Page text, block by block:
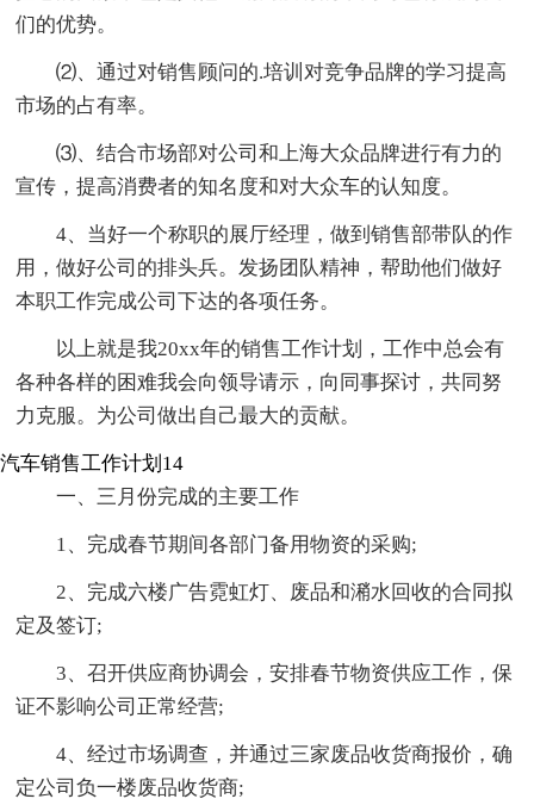
们的优势。
⑵、通过对销售顾问的.培训对竞争品牌的学习提高
市场的占有率。
⑶、结合市场部对公司和上海大众品牌进行有力的
宣传，提高消费者的知名度和对大众车的认知度。
4、当好一个称职的展厅经理，做到销售部带队的作
用，做好公司的排头兵。发扬团队精神，帮助他们做好
本职工作完成公司下达的各项任务。
以上就是我20xx年的销售工作计划，工作中总会有
各种各样的困难我会向领导请示，向同事探讨，共同努
力克服。为公司做出自己最大的贡献。
汽车销售工作计划14
一、三月份完成的主要工作
1、完成春节期间各部门备用物资的采购;
2、完成六楼广告霓虹灯、废品和潲水回收的合同拟
定及签订;
3、召开供应商协调会，安排春节物资供应工作，保
证不影响公司正常经营;
4、经过市场调查，并通过三家废品收货商报价，确
定公司负一楼废品收货商;